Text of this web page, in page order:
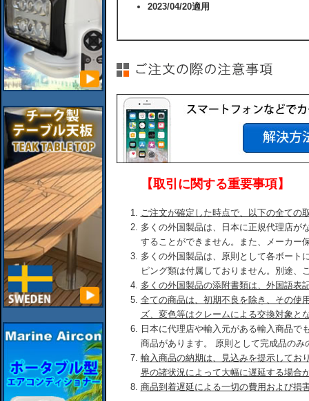
2023/04/20適用
【取引に関する重要事項】
ご注文が確定した時点で、以下の全ての
多くの外国製品は、日本に正規代理店が
することができません。また、メーカー
多くの外国製品は、原則として各ボート
ピング類は付属しておりません。別途、
多くの外国製品の添附書類は、外国語表
全ての商品は、初期不良を除き、その使
ズ、変色等はクレームによる交換対象と
日本に代理店や輸入元がある輸入商品で
商品があります。 原則として完成品のみ
輸入商品の納期は、見込みを提示してお
界の諸状況によって大幅に遅延する場合
商品到着遅延による一切の費用および損